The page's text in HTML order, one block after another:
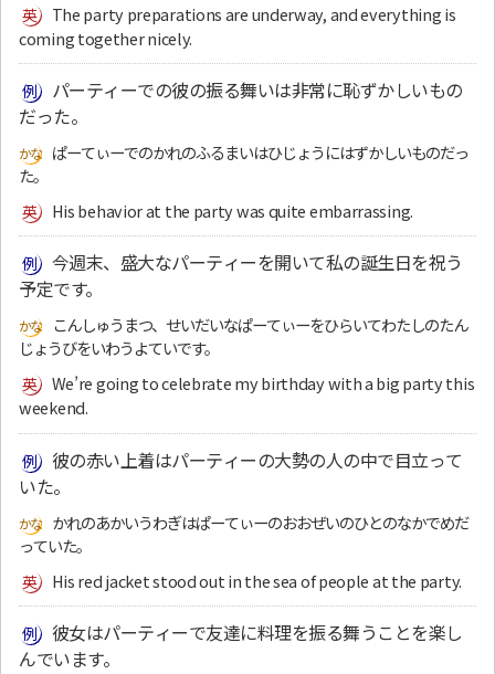
The party preparations are underway, and everything is
coming together nicely.
パーティーでの彼の振る舞いは非常に恥ずかしいもの
だった。
ぱーてぃーでのかれのふるまいはひじょうにはずかしいものだっ
た。
His behavior at the party was quite embarrassing.
今週末、盛大なパーティーを開いて私の誕生日を祝う
予定です。
こんしゅうまつ、せいだいなぱーてぃーをひらいてわたしのたん
じょうびをいわうよていです。
We’re going to celebrate my birthday with a big party this
weekend.
彼の赤い上着はパーティーの大勢の人の中で目立って
いた。
かれのあかいうわぎはぱーてぃーのおおぜいのひとのなかでめだ
っていた。
His red jacket stood out in the sea of people at the party.
彼女はパーティーで友達に料理を振る舞うことを楽し
んでいます。